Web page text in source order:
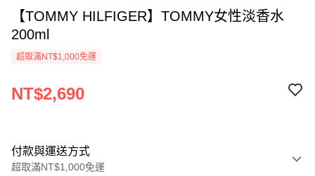
【TOMMY HILFIGER】TOMMY女性淡香水
200ml
超取滿NT$1,000免運
NT$2,690
付款與運送方式
超取滿NT$1,000免運